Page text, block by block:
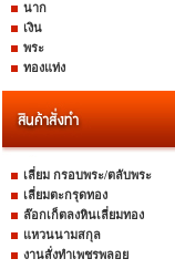
นาก
เงิน
พระ
ทองแท่ง
เลี่ยม กรอบพระ/ตลับพระ
เลี่ยมตะกรุดทอง
ล๊อกเก็ตลงหินเลี่ยมทอง
แหวนนามสกุล
งานสั่งทำเพชรพลอย